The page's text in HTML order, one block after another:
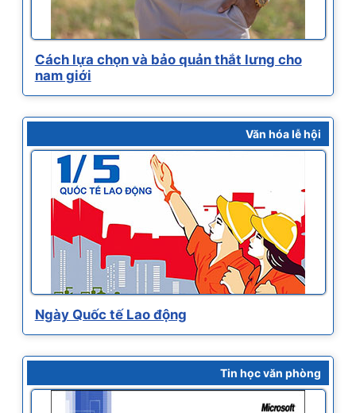
Cách lựa chọn và bảo quản thắt lưng cho
nam giới
Văn hóa lễ hội
Ngày Quốc tế Lao động
Tin học văn phòng